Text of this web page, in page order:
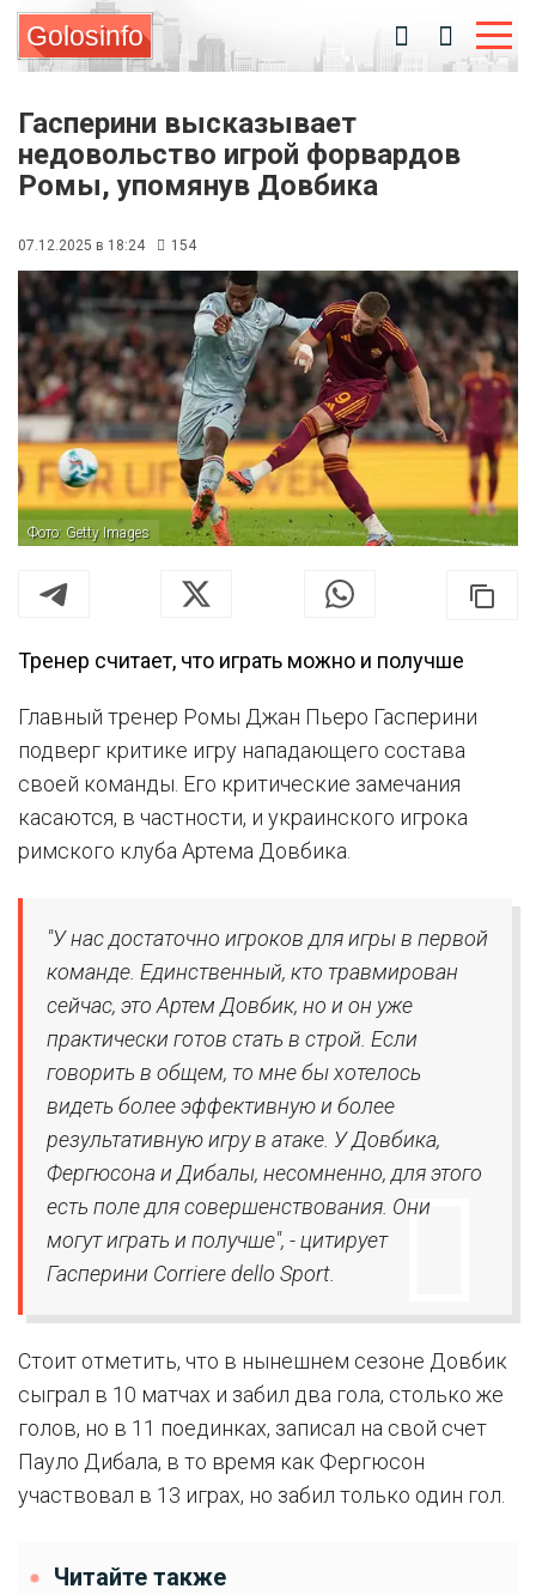
Golosinfo
Гасперини высказывает
недовольство игрой форвардов
Ромы, упомянув Довбика
07.12.2025 в 18:24 154
Фото: Getty Images
Тренер считает, что играть можно и получше
Главный тренер Ромы Джан Пьеро Гасперини
подверг критике игру нападающего состава
своей команды. Его критические замечания
касаются, в частности, и украинского игрока
римского клуба Артема Довбика.
"У нас достаточно игроков для игры в первой
команде. Единственный, кто травмирован
сейчас, это Артем Довбик, но и он уже
практически готов стать в строй. Если
говорить в общем, то мне бы хотелось
видеть более эффективную и более
результативную игру в атаке. У Довбика,
Фергюсона и Дибалы, несомненно, для этого
есть поле для совершенствования. Они
могут играть и получше", - цитирует
Гасперини Corriere dello Sport.
Стоит отметить, что в нынешнем сезоне Довбик
сыграл в 10 матчах и забил два гола, столько же
голов, но в 11 поединках, записал на свой счет
Пауло Дибала, в то время как Фергюсон
участвовал в 13 играх, но забил только один гол.
Читайте также